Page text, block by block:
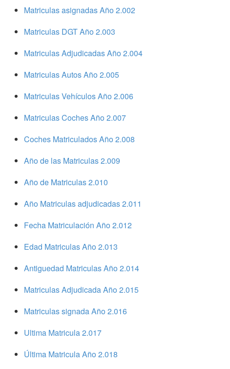
Matriculas asignadas Año 2.002
Matriculas DGT Año 2.003
Matriculas Adjudicadas Año 2.004
Matriculas Autos Año 2.005
Matriculas Vehículos Año 2.006
Matriculas Coches Año 2.007
Coches Matriculados Año 2.008
Año de las Matriculas 2.009
Año de Matriculas 2.010
Año Matriculas adjudicadas 2.011
Fecha Matriculación Año 2.012
Edad Matriculas Año 2.013
Antiguedad Matriculas Año 2.014
Matriculas Adjudicada Año 2.015
Matriculas signada Año 2.016
Ultima Matricula 2.017
Última Matricula Año 2.018